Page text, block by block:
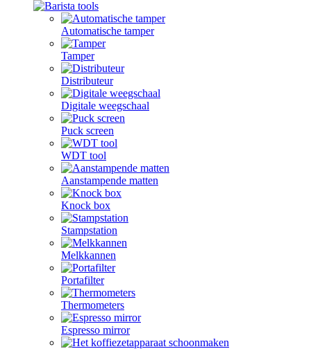
Automatische tamper
Tamper
Distributeur
Digitale weegschaal
Puck screen
WDT tool
Aanstampende matten
Knock box
Stampstation
Melkkannen
Portafilter
Thermometers
Espresso mirror